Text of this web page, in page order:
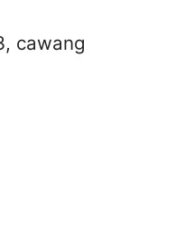
cawang